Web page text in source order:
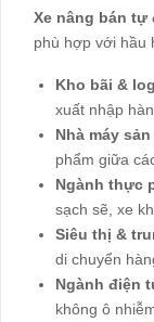
Xe nâng bán tự
phù hợp với hầu
Kho bãi &
xuất nhập
Nhà máy
phẩm giữa
Ngành thực
sạch sẽ, xe
Siêu thị &
di chuyển
Ngành điện
không ô